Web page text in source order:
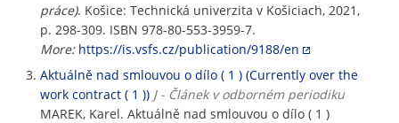
práce). Košice: Technická univerzita v Košiciach, 2021,
p. 298-309. ISBN 978-80-553-3959-7.
More: https://is.vsfs.cz/publication/9188/en
Aktuálně nad smlouvou o dílo ( 1 ) (Currently over the
work contract ( 1 )) J - Článek v odborném periodiku
MAREK, Karel. Aktuálně nad smlouvou o dílo ( 1 )